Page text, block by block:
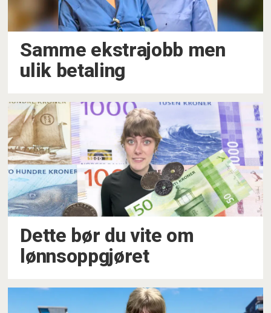
Samme ekstrajobb men
ulik betaling
Dette bør du vite om
lønnsoppgjøret